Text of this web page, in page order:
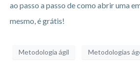
ao passo a passo de como abrir uma
mesmo, é grátis!
Metodologia ágil Metodologias